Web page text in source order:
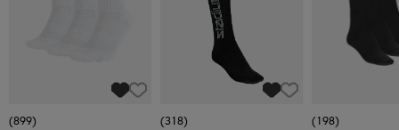
(899)
(318)
(198)